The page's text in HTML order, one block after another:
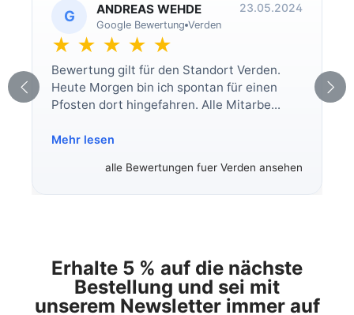
G ANDREAS WEHDE 23.05.2024
Google Bewertung Verden
★ ★ ★ ★ ★
Bewertung gilt für den Standort Verden.
Heute Morgen bin ich spontan für einen
Pfosten dort hingefahren. Alle Mitarbe...
Mehr lesen
alle Bewertungen fuer Verden ansehen
Erhalte 5 % auf die nächste
Bestellung und sei mit
unserem Newsletter immer auf